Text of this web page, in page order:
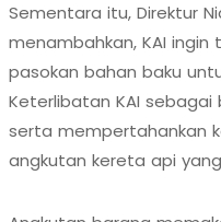
Sementara itu, Direktur
menambahkan, KAI
pasokan bahan baku
Keterlibatan KAI
serta mempertahankan
angkutan kereta api